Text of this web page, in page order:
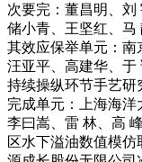
次要完：董昌明、刘
储小青、王坚红、马
其效应保举单元：南
汪亚平、高建华、于
持续操纵环节手艺研
完成单元：上海海洋
李曰嵩、雷 林、高
区水下溢油数值模